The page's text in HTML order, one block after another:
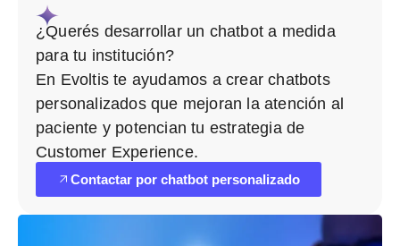
¿Querés desarrollar un chatbot a medida
para tu institución?
En Evoltis te ayudamos a crear chatbots
personalizados que mejoran la atención al
paciente y potencian tu estrategia de
Customer Experience.
Contactar por chatbot personalizado